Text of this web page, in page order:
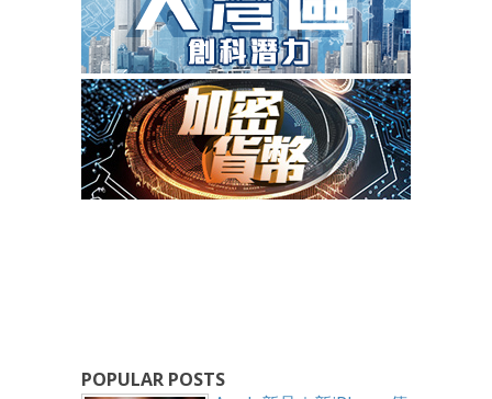
POPULAR POSTS